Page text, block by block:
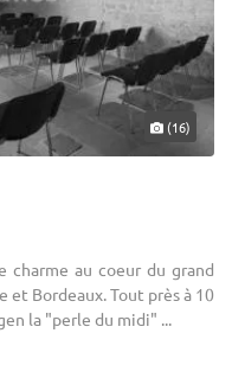
(16)
charme au coeur du grand
et Bordeaux. Tout près à 10
la "perle du midi" ...